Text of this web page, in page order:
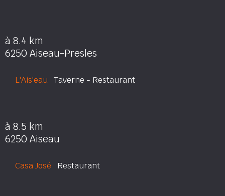
à 8.4 km
6250 Aiseau-Presles
L'Ais'eau Taverne - Restaurant
à 8.5 km
6250 Aiseau
Casa José Restaurant